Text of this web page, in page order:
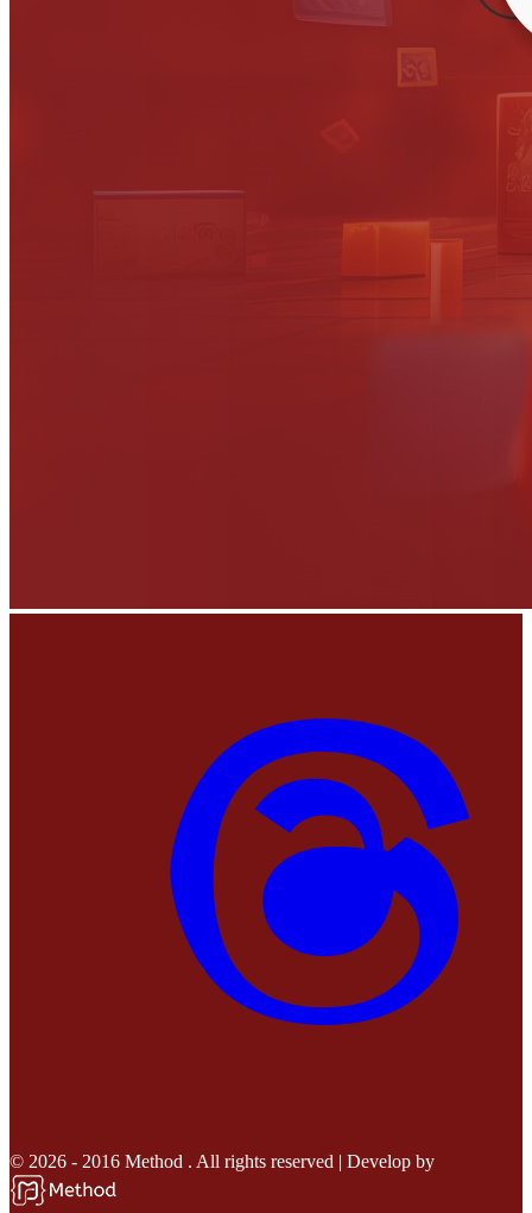
© 2026 - 2016 Method . All rights reserved | Develop by